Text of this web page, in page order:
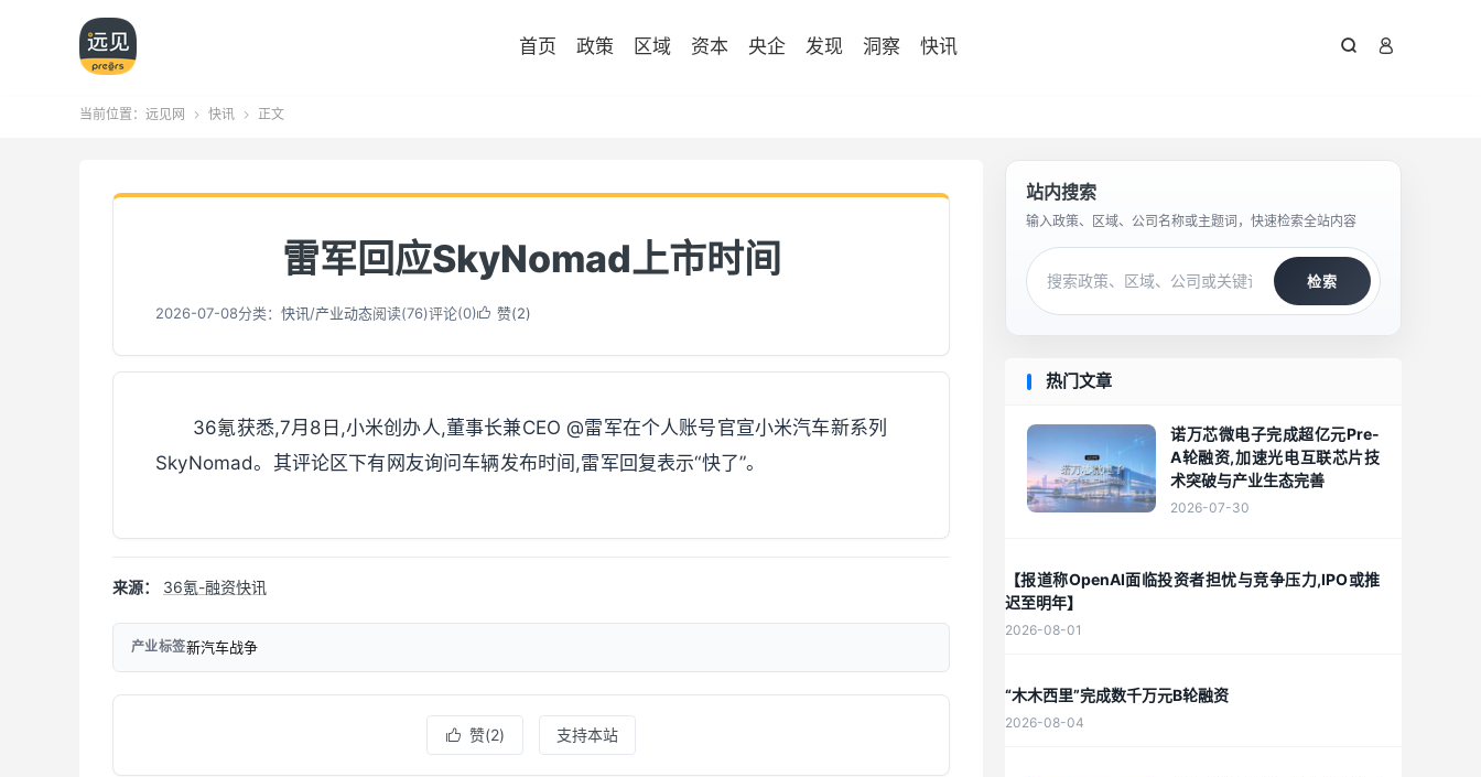
首页 政策 区域 资本 央企 发现 洞察 快讯  
当前位置： 远见网  快讯  正文
雷军回应SkyNomad上市时间
2026-07-08分类： 快讯/产业动态阅读(76)评论(0) 赞(2)
36氪获悉,7月8日,小米创办人,董事长兼CEO @雷军在个人账号官宣小米汽车新系列
SkyNomad。其评论区下有网友询问车辆发布时间,雷军回复表示“快了”。
来源： 36氪-融资快讯
产业标签新汽车战争
 赞(2) 支持本站
站内搜索
输入政策、区域、公司名称或主题词，快速检索全站内容
检索
热门文章
诺万芯微电子完成超亿元Pre-
A轮融资,加速光电互联芯片技
术突破与产业生态完善
2026-07-30
【报道称OpenAI面临投资者担忧与竞争压力,IPO或推
迟至明年】
2026-08-01
“木木西里”完成数千万元B轮融资
2026-08-04